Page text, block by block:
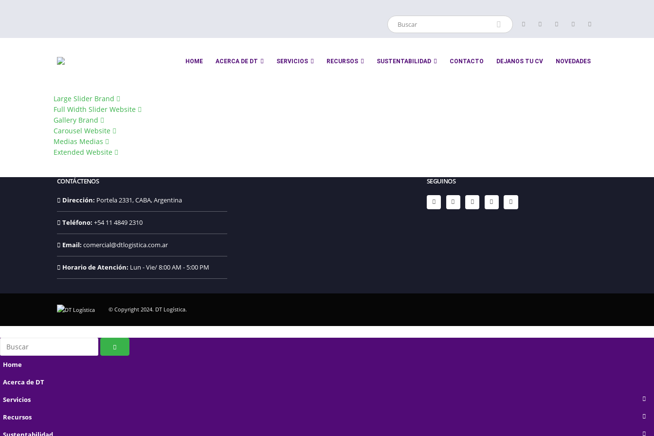
HOME ACERCA DE DT SERVICIOS RECURSOS SUSTENTABILIDAD CONTACTO DEJANOS TU CV NOVEDADES
Large Slider Brand
Full Width Slider Website
Gallery Brand
Carousel Website
Medias Medias
Extended Website
CONTÁCTENOS
Dirección: Portela 2331, CABA, Argentina
Teléfono: +54 11 4849 2310
Email: comercial@dtlogistica.com.ar
Horario de Atención: Lun - Vie/ 8:00 AM - 5:00 PM
SEGUINOS
© Copyright 2024. DT Logística.
Home
Acerca de DT
Servicios
Recursos